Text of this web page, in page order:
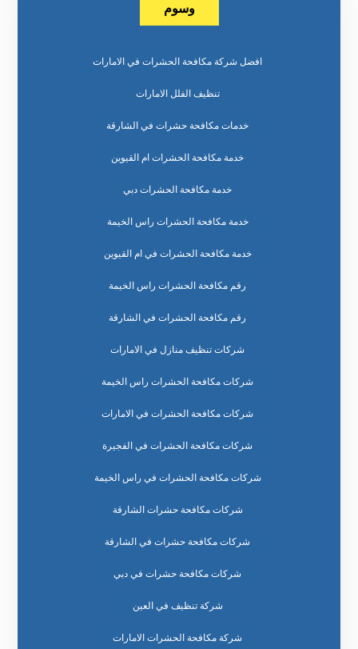
وسوم
افضل شركة مكافحة الحشرات في الامارات
تنظيف الفلل الامارات
خدمات مكافحة حشرات في الشارقة
خدمة مكافحة الحشرات ام القيوين
خدمة مكافحة الحشرات دبي
خدمة مكافحة الحشرات راس الخيمة
خدمة مكافحة الحشرات في ام القيوين
رقم مكافحة الحشرات راس الخيمة
رقم مكافحة الحشرات في الشارقة
شركات تنظيف منازل في الامارات
شركات مكافحة الحشرات راس الخيمة
شركات مكافحة الحشرات في الامارات
شركات مكافحة الحشرات في الفجيرة
شركات مكافحة الحشرات في راس الخيمة
شركات مكافحة حشرات الشارقة
شركات مكافحة حشرات في الشارقة
شركات مكافحة حشرات في دبي
شركة تنظيف في العين
شركة مكافحة الحشرات الامارات